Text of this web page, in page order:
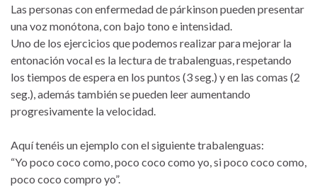
Las personas con enfermedad de párkinson pueden presentar
una voz monótona, con bajo tono e intensidad.
Uno de los ejercicios que podemos realizar para mejorar la
entonación vocal es la lectura de trabalenguas, respetando
los tiempos de espera en los puntos (3 seg.) y en las comas (2
seg.), además también se pueden leer aumentando
progresivamente la velocidad.
Aquí tenéis un ejemplo con el siguiente trabalenguas:
“Yo poco coco como, poco coco como yo, si poco coco como,
poco coco compro yo”.